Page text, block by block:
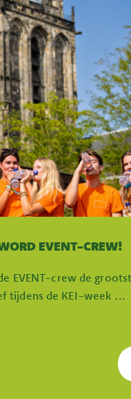
EVENT-CREW!
EVENT-crew de
tijdens de KEI-week ...